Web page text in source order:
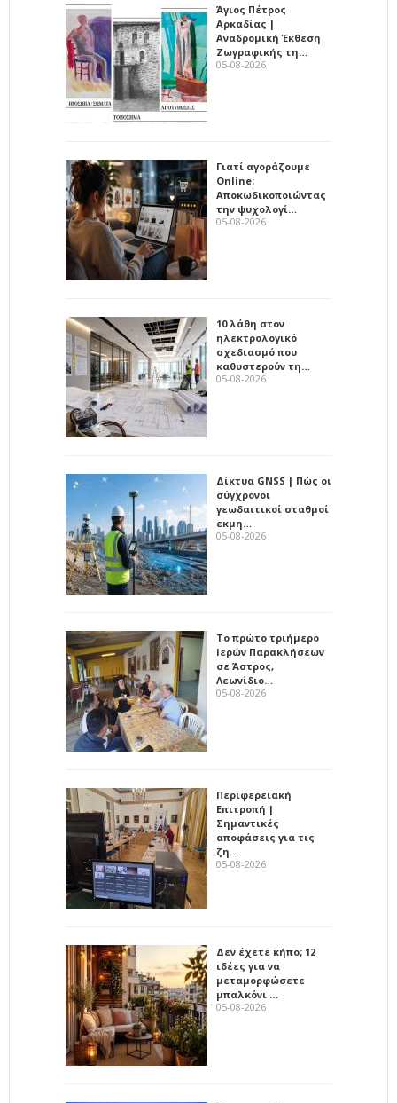
Άγιος Πέτρος
Αρκαδίας |
Αναδρομική Έκθεση
Ζωγραφικής τη…
05-08-2026
Γιατί αγοράζουμε
Online;
Αποκωδικοποιώντας
την ψυχολογί…
05-08-2026
10 λάθη στον
ηλεκτρολογικό
σχεδιασμό που
καθυστερούν τη…
05-08-2026
Δίκτυα GNSS | Πώς οι
σύγχρονοι
γεωδαιτικοί σταθμοί
εκμη…
05-08-2026
Το πρώτο τριήμερο
Ιερών Παρακλήσεων
σε Άστρος,
Λεωνίδιο…
05-08-2026
Περιφερειακή
Επιτροπή |
Σημαντικές
αποφάσεις για τις
ζη…
05-08-2026
Δεν έχετε κήπο; 12
ιδέες για να
μεταμορφώσετε
μπαλκόνι …
05-08-2026